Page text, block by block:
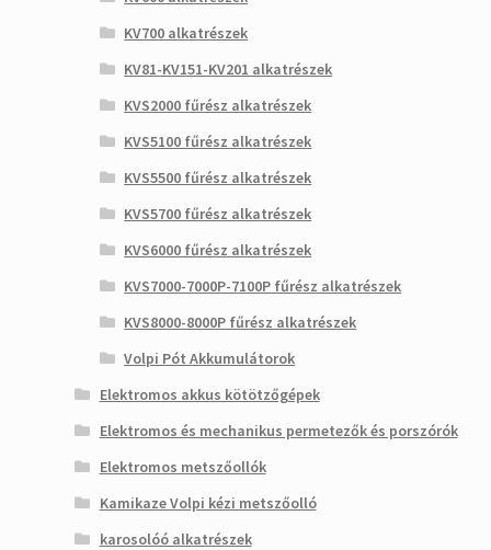
KV700 alkatrészek
KV81-KV151-KV201 alkatrészek
KVS2000 fűrész alkatrészek
KVS5100 fűrész alkatrészek
KVS5500 fűrész alkatrészek
KVS5700 fűrész alkatrészek
KVS6000 fűrész alkatrészek
KVS7000-7000P-7100P fűrész alkatrészek
KVS8000-8000P fűrész alkatrészek
Volpi Pót Akkumulátorok
Elektromos akkus kötötzőgépek
Elektromos és mechanikus permetezők és porszórók
Elektromos metszőollók
Kamikaze Volpi kézi metszőolló
karosolóó alkatrészek